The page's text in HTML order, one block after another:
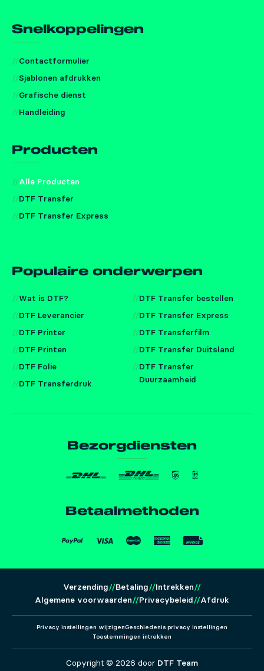
Snelkoppelingen
Contactformulier
Sjablonen afdrukken
Grafische dienst
Handleiding
Producten
Alle Producten
DTF Transfer
DTF Transfer Express
Populaire onderwerpen
Wat is DTF?
DTF Leverancier
DTF Printer
DTF Printen
DTF Folie
DTF Transferdruk
DTF Transfer bestellen
DTF Transfer Express
DTF Transferfilm
DTF Transfer Duitsland
DTF Transfer
Duurzaamheid
Bezorgdiensten
Betaalmethoden
Copyright © 2026 door DTF Team
Verzending Betaling
Intrekken
Algemene voorwaarden
Privacybeleid Afdruk
Privacy instellingen wijzigenGeschiedenis privacy instellingen
Toestemmingen intrekken